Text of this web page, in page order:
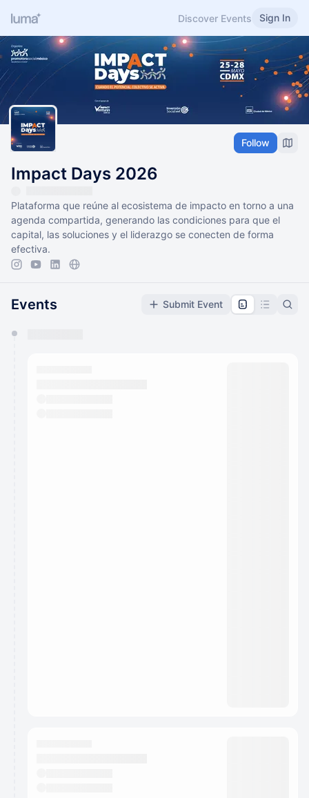
Discover Events Sign In
Follow
Impact Days 2026
Plataforma que reúne al ecosistema de impacto en torno a una
agenda compartida, generando las condiciones para que el
capital, las soluciones y el liderazgo se conecten de forma
efectiva.
Events Submit Event